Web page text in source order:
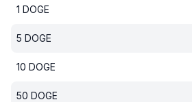
1 DOGE
5 DOGE
10 DOGE
50 DOGE